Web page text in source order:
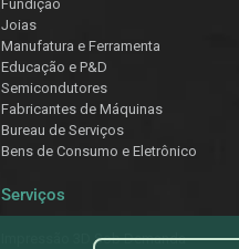
Fundição
Joias
Manufatura e Ferramenta
Educação e P&D
Semicondutores
Fabricantes de Máquinas
Bureau de Serviços
Bens de Consumo e Eletrônico
Serviços
Impressão 3D Sob Demanda